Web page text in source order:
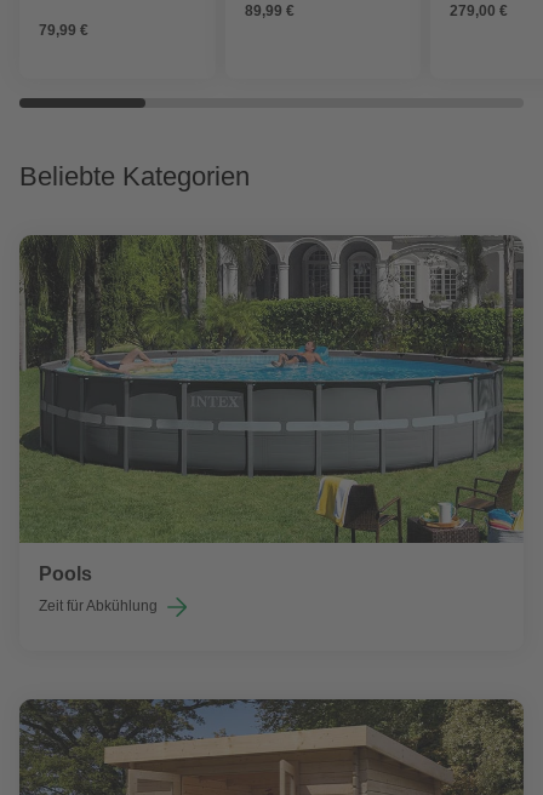
79,99 €
89,99 €
279,00 €
Beliebte Kategorien
Pools
Zeit für Abkühlung